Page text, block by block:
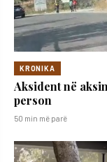
KRONIKA
Aksident në
person
50 min më parë